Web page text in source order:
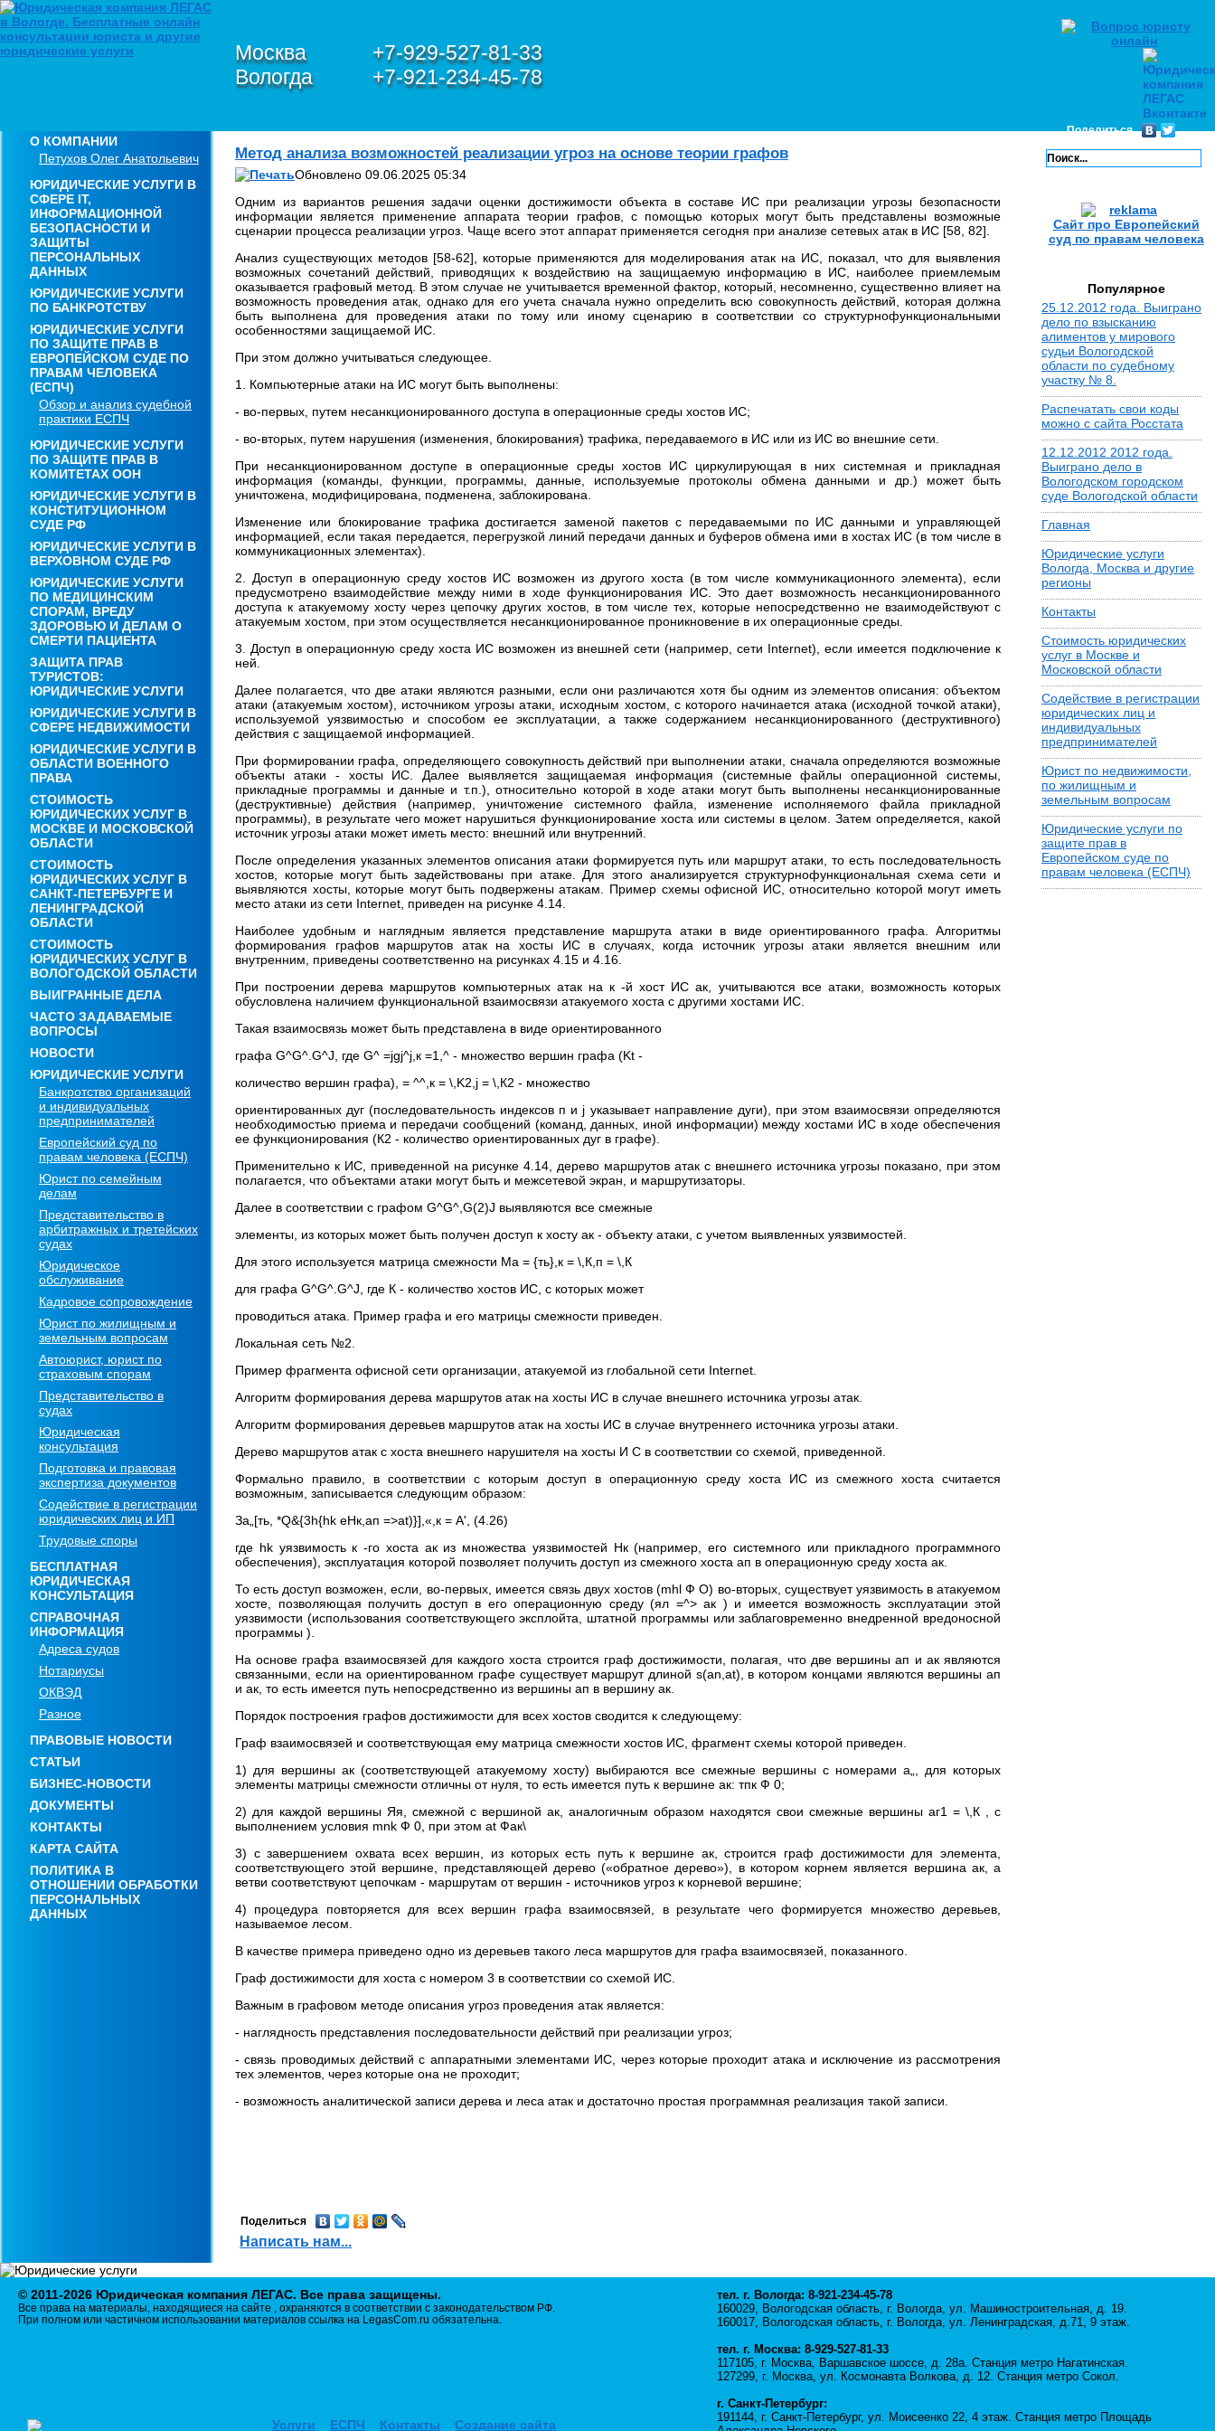
Москва
+7-929-527-81-33
Вологда
+7-921-234-45-78
Поделиться
О КОМПАНИИ
Петухов Олег Анатольевич
ЮРИДИЧЕСКИЕ УСЛУГИ В
СФЕРЕ IT,
ИНФОРМАЦИОННОЙ
БЕЗОПАСНОСТИ И
ЗАЩИТЫ
ПЕРСОНАЛЬНЫХ
ДАННЫХ
ЮРИДИЧЕСКИЕ УСЛУГИ
ПО БАНКРОТСТВУ
ЮРИДИЧЕСКИЕ УСЛУГИ
ПО ЗАЩИТЕ ПРАВ В
ЕВРОПЕЙСКОМ СУДЕ ПО
ПРАВАМ ЧЕЛОВЕКА
(ЕСПЧ)
Обзор и анализ судебной
практики ЕСПЧ
ЮРИДИЧЕСКИЕ УСЛУГИ
ПО ЗАЩИТЕ ПРАВ В
КОМИТЕТАХ ООН
ЮРИДИЧЕСКИЕ УСЛУГИ В
КОНСТИТУЦИОННОМ
СУДЕ РФ
ЮРИДИЧЕСКИЕ УСЛУГИ В
ВЕРХОВНОМ СУДЕ РФ
ЮРИДИЧЕСКИЕ УСЛУГИ
ПО МЕДИЦИНСКИМ
СПОРАМ, ВРЕДУ
ЗДОРОВЬЮ И ДЕЛАМ О
СМЕРТИ ПАЦИЕНТА
ЗАЩИТА ПРАВ
ТУРИСТОВ:
ЮРИДИЧЕСКИЕ УСЛУГИ
ЮРИДИЧЕСКИЕ УСЛУГИ В
СФЕРЕ НЕДВИЖИМОСТИ
ЮРИДИЧЕСКИЕ УСЛУГИ В
ОБЛАСТИ ВОЕННОГО
ПРАВА
СТОИМОСТЬ
ЮРИДИЧЕСКИХ УСЛУГ В
МОСКВЕ И МОСКОВСКОЙ
ОБЛАСТИ
СТОИМОСТЬ
ЮРИДИЧЕСКИХ УСЛУГ В
САНКТ-ПЕТЕРБУРГЕ И
ЛЕНИНГРАДСКОЙ
ОБЛАСТИ
СТОИМОСТЬ
ЮРИДИЧЕСКИХ УСЛУГ В
ВОЛОГОДСКОЙ ОБЛАСТИ
ВЫИГРАННЫЕ ДЕЛА
ЧАСТО ЗАДАВАЕМЫЕ
ВОПРОСЫ
НОВОСТИ
ЮРИДИЧЕСКИЕ УСЛУГИ
Банкротство организаций
и индивидуальных
предпринимателей
Европейский суд по
правам человека (ЕСПЧ)
Юрист по семейным
делам
Представительство в
арбитражных и третейских
судах
Юридическое
обслуживание
Кадровое сопровождение
Юрист по жилищным и
земельным вопросам
Автоюрист, юрист по
страховым спорам
Представительство в
судах
Юридическая
консультация
Подготовка и правовая
экспертиза документов
Содействие в регистрации
юридических лиц и ИП
Трудовые споры
БЕСПЛАТНАЯ
ЮРИДИЧЕСКАЯ
КОНСУЛЬТАЦИЯ
СПРАВОЧНАЯ
ИНФОРМАЦИЯ
Адреса судов
Нотариусы
ОКВЭД
Разное
ПРАВОВЫЕ НОВОСТИ
СТАТЬИ
БИЗНЕС-НОВОСТИ
ДОКУМЕНТЫ
КОНТАКТЫ
КАРТА САЙТА
ПОЛИТИКА В
ОТНОШЕНИИ ОБРАБОТКИ
ПЕРСОНАЛЬНЫХ
ДАННЫХ
Метод анализа возможностей реализации угроз на основе теории графов
Обновлено 09.06.2025 05:34
Одним из вариантов решения задачи оценки достижимости объекта в составе ИС при реализации угрозы безопасности
информации является применение аппарата теории графов, с помощью которых могут быть представлены возможные
сценарии процесса реализации угроз. Чаще всего этот аппарат применяется сегодня при анализе сетевых атак в ИС [58, 82].
Анализ существующих методов [58-62], которые применяются для моделирования атак на ИС, показал, что для выявления
возможных сочетаний действий, приводящих к воздействию на защищаемую информацию в ИС, наиболее приемлемым
оказывается графовый метод. В этом случае не учитывается временной фактор, который, несомненно, существенно влияет на
возможность проведения атак, однако для его учета сначала нужно определить всю совокупность действий, которая должна
быть выполнена для проведения атаки по тому или иному сценарию в соответствии со структурнофункциональными
особенностями защищаемой ИС.
При этом должно учитываться следующее.
1. Компьютерные атаки на ИС могут быть выполнены:
- во-первых, путем несанкционированного доступа в операционные среды хостов ИС;
- во-вторых, путем нарушения (изменения, блокирования) трафика, передаваемого в ИС или из ИС во внешние сети.
При несанкционированном доступе в операционные среды хостов ИС циркулирующая в них системная и прикладная
информация (команды, функции, программы, данные, используемые протоколы обмена данными и др.) может быть
уничтожена, модифицирована, подменена, заблокирована.
Изменение или блокирование трафика достигается заменой пакетов с передаваемыми по ИС данными и управляющей
информацией, если такая передается, перегрузкой линий передачи данных и буферов обмена ими в хостах ИС (в том числе в
коммуникационных элементах).
2. Доступ в операционную среду хостов ИС возможен из другого хоста (в том числе коммуникационного элемента), если
предусмотрено взаимодействие между ними в ходе функционирования ИС. Это дает возможность несанкционированного
доступа к атакуемому хосту через цепочку других хостов, в том числе тех, которые непосредственно не взаимодействуют с
атакуемым хостом, при этом осуществляется несанкционированное проникновение в их операционные среды.
3. Доступ в операционную среду хоста ИС возможен из внешней сети (например, сети Internet), если имеется подключение к
ней.
Далее полагается, что две атаки являются разными, если они различаются хотя бы одним из элементов описания: объектом
атаки (атакуемым хостом), источником угрозы атаки, исходным хостом, с которого начинается атака (исходной точкой атаки),
используемой уязвимостью и способом ее эксплуатации, а также содержанием несанкционированного (деструктивного)
действия с защищаемой информацией.
При формировании графа, определяющего совокупность действий при выполнении атаки, сначала определяются возможные
объекты атаки - хосты ИС. Далее выявляется защищаемая информация (системные файлы операционной системы,
прикладные программы и данные и т.п.), относительно которой в ходе атаки могут быть выполнены несанкционированные
(деструктивные) действия (например, уничтожение системного файла, изменение исполняемого файла прикладной
программы), в результате чего может нарушиться функционирование хоста или системы в целом. Затем определяется, какой
источник угрозы атаки может иметь место: внешний или внутренний.
После определения указанных элементов описания атаки формируется путь или маршрут атаки, то есть последовательность
хостов, которые могут быть задействованы при атаке. Для этого анализируется структурнофункциональная схема сети и
выявляются хосты, которые могут быть подвержены атакам. Пример схемы офисной ИС, относительно которой могут иметь
место атаки из сети Internet, приведен на рисунке 4.14.
Наиболее удобным и наглядным является представление маршрута атаки в виде ориентированного графа. Алгоритмы
формирования графов маршрутов атак на хосты ИС в случаях, когда источник угрозы атаки является внешним или
внутренним, приведены соответственно на рисунках 4.15 и 4.16.
При построении дерева маршрутов компьютерных атак на к -й хост ИС ак, учитываются все атаки, возможность которых
обусловлена наличием функциональной взаимосвязи атакуемого хоста с другими хостами ИС.
Такая взаимосвязь может быть представлена в виде ориентированного
графа G^G^.G^J, где G^ =jgj^j,к =1,^ - множество вершин графа (Kt -
количество вершин графа), = ^^,к = \,K2,j = \,К2 - множество
ориентированных дуг (последовательность индексов п и j указывает направление дуги), при этом взаимосвязи определяются
необходимостью приема и передачи сообщений (команд, данных, иной информации) между хостами ИС в ходе обеспечения
ее функционирования (К2 - количество ориентированных дуг в графе).
Применительно к ИС, приведенной на рисунке 4.14, дерево маршрутов атак с внешнего источника угрозы показано, при этом
полагается, что объектами атаки могут быть и межсетевой экран, и маршрутизаторы.
Далее в соответствии с графом G^G^,G(2)J выявляются все смежные
элементы, из которых может быть получен доступ к хосту ак - объекту атаки, с учетом выявленных уязвимостей.
Для этого используется матрица смежности Ма = {ть},к = \,К,п = \,К
для графа G^G^.G^J, где К - количество хостов ИС, с которых может
проводиться атака. Пример графа и его матрицы смежности приведен.
Локальная сеть №2.
Пример фрагмента офисной сети организации, атакуемой из глобальной сети Internet.
Алгоритм формирования дерева маршрутов атак на хосты ИС в случае внешнего источника угрозы атак.
Алгоритм формирования деревьев маршрутов атак на хосты ИС в случае внутреннего источника угрозы атаки.
Дерево маршрутов атак с хоста внешнего нарушителя на хосты И С в соответствии со схемой, приведенной.
Формально правило, в соответствии с которым доступ в операционную среду хоста ИС из смежного хоста считается
возможным, записывается следующим образом:
За„[ть, *Q&{3h{hk еНк,ап =>at)}],«,к = А', (4.26)
где hk уязвимость к -го хоста ак из множества уязвимостей Нк (например, его системного или прикладного программного
обеспечения), эксплуатация которой позволяет получить доступ из смежного хоста ап в операционную среду хоста ак.
То есть доступ возможен, если, во-первых, имеется связь двух хостов (mhl Ф О) во-вторых, существует уязвимость в атакуемом
хосте, позволяющая получить доступ в его операционную среду (ял =^> ак ) и имеется возможность эксплуатации этой
уязвимости (использования соответствующего эксплойта, штатной программы или заблаговременно внедренной вредоносной
программы ).
На основе графа взаимосвязей для каждого хоста строится граф достижимости, полагая, что две вершины ап и ак являются
связанными, если на ориентированном графе существует маршрут длиной s(an,at), в котором концами являются вершины ап
и ак, то есть имеется путь непосредственно из вершины ап в вершину ак.
Порядок построения графов достижимости для всех хостов сводится к следующему:
Граф взаимосвязей и соответствующая ему матрица смежности хостов ИС, фрагмент схемы которой приведен.
1) для вершины ак (соответствующей атакуемому хосту) выбираются все смежные вершины с номерами а„, для которых
элементы матрицы смежности отличны от нуля, то есть имеется путь к вершине ак: тпк Ф 0;
2) для каждой вершины Яя, смежной с вершиной ак, аналогичным образом находятся свои смежные вершины аг1 = \,К , с
выполнением условия mnk Ф 0, при этом at Фак\
3) с завершением охвата всех вершин, из которых есть путь к вершине ак, строится граф достижимости для элемента,
соответствующего этой вершине, представляющей дерево («обратное дерево»), в котором корнем является вершина ак, а
ветви соответствуют цепочкам - маршрутам от вершин - источников угроз к корневой вершине;
4) процедура повторяется для всех вершин графа взаимосвязей, в результате чего формируется множество деревьев,
называемое лесом.
В качестве примера приведено одно из деревьев такого леса маршрутов для графа взаимосвязей, показанного.
Граф достижимости для хоста с номером 3 в соответствии со схемой ИС.
Важным в графовом методе описания угроз проведения атак является:
- наглядность представления последовательности действий при реализации угроз;
- связь проводимых действий с аппаратными элементами ИС, через которые проходит атака и исключение из рассмотрения
тех элементов, через которые она не проходит;
- возможность аналитической записи дерева и леса атак и достаточно простая программная реализация такой записи.
Поделиться
Написать нам...
Сайт про Европейский
суд по правам человека
Популярное
25.12.2012 года. Выиграно
дело по взысканию
алиментов у мирового
судьи Вологодской
области по судебному
участку № 8.
Распечатать свои коды
можно с сайта Росстата
12.12.2012 2012 года.
Выиграно дело в
Вологодском городском
суде Вологодской области
Главная
Юридические услуги
Вологда, Москва и другие
регионы
Контакты
Стоимость юридических
услуг в Москве и
Московской области
Содействие в регистрации
юридических лиц и
индивидуальных
предпринимателей
Юрист по недвижимости,
по жилищным и
земельным вопросам
Юридические услуги по
защите прав в
Европейском суде по
правам человека (ЕСПЧ)
© 2011-2026 Юридическая компания ЛЕГАС. Все права защищены.
Все права на материалы, находящиеся на сайте , охраняются в соответствии с законодательством РФ.
При полном или частичном использовании материалов ссылка на LegasCom.ru обязательна.
тел. г. Вологда: 8-921-234-45-78
160029, Вологодская область, г. Вологда, ул. Машиностроительная, д. 19.
160017, Вологодская область, г. Вологда, ул. Ленинградская, д.71, 9 этаж.
тел. г. Москва: 8-929-527-81-33
117105, г. Москва, Варшавское шоссе, д. 28а. Станция метро Нагатинская.
127299, г. Москва, ул. Космонавта Волкова, д. 12. Станция метро Сокол.
г. Санкт-Петербург:
191144, г. Санкт-Петербург, ул. Моисеенко 22, 4 этаж. Станция метро Площадь
Услуги ЕСПЧ Контакты Создание сайта